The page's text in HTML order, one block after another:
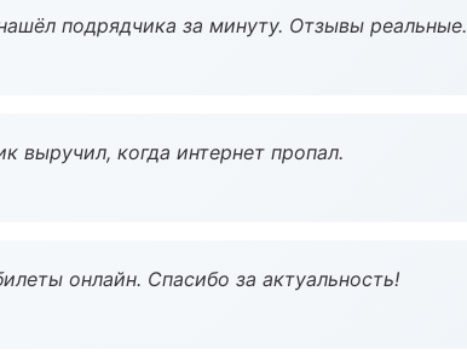
подрядчика за минуту. Отзывы реальные.
выручил, когда интернет пропал.
онлайн. Спасибо за актуальность!